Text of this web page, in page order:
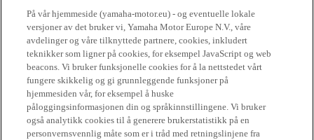
På vår hjemmeside (yamaha-motor.eu) - og eventuelle lokale
versjoner av det bruker vi, Yamaha Motor Europe N.V., våre
avdelinger og våre tilknyttede partnere, cookies, inkludert
teknikker som ligner på cookies, for eksempel JavaScript og web
beacons. Vi bruker funksjonelle cookies for å la nettstedet vårt
fungere skikkelig og gi grunnleggende funksjoner på
hjemmesiden vår, for eksempel å huske
påloggingsinformasjonen din og språkinnstillingene. Vi bruker
også analytikk cookies til å generere brukerstatistikk på en
personvernsvennlig måte som er i tråd med retningslinjene fra